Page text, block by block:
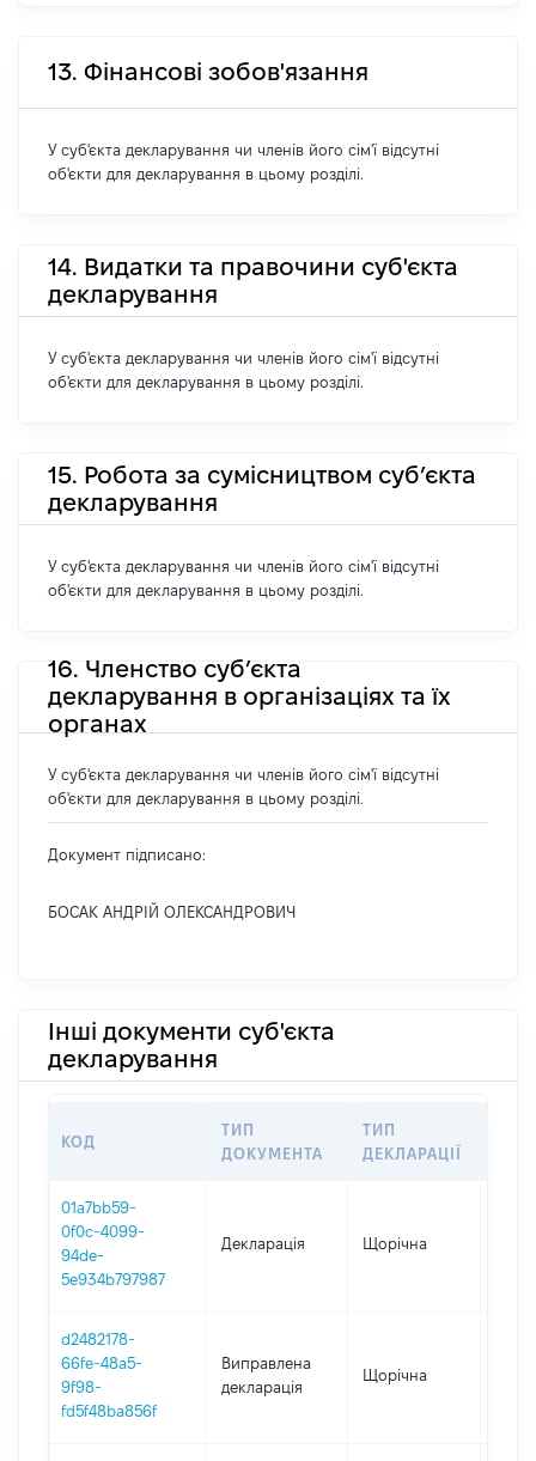
13. Фінансові зобов'язання
У суб'єкта декларування чи членів його сім'ї відсутні
об'єкти для декларування в цьому розділі.
14. Видатки та правочини суб'єкта
декларування
У суб'єкта декларування чи членів його сім'ї відсутні
об'єкти для декларування в цьому розділі.
15. Робота за сумісництвом суб’єкта
декларування
У суб'єкта декларування чи членів його сім'ї відсутні
об'єкти для декларування в цьому розділі.
16. Членство суб’єкта
декларування в організаціях та їх
органах
У суб'єкта декларування чи членів його сім'ї відсутні
об'єкти для декларування в цьому розділі.
Документ підписано:
БОСАК АНДРІЙ ОЛЕКСАНДРОВИЧ
Інші документи суб'єкта
декларування
КОД
ТИП
ДОКУМЕНТА
ТИП
ДЕКЛАРАЦІЇ
01a7bb59-
0f0c-4099-
94de-
5e934b797987
Декларація Щорічна
d2482178-
66fe-48a5-
9f98-
fd5f48ba856f
Виправлена
декларація
Щорічна